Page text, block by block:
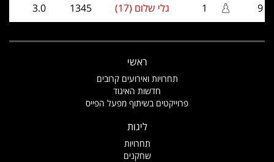
9
1 גלי שלום (17) 1345
3.0
ראשי
תחרויות ואירועים קרובים
חדשות האיגוד
פרוייקטים בשיתוף מפעל הפייס
ליגות
תחרויות
שחקנים